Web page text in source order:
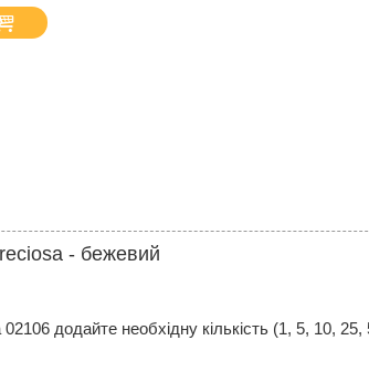
- бежевий
додайте необхідну кількість (1, 5, 10, 25,